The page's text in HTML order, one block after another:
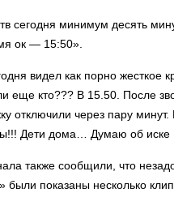
сегодня минимум десять
ок — 15:50».
видел как порно жесткое
еще кто??? В 15.50. После
отключили через пару минут.
Дети дома… Думаю об иске
также сообщили, что
были показаны несколько